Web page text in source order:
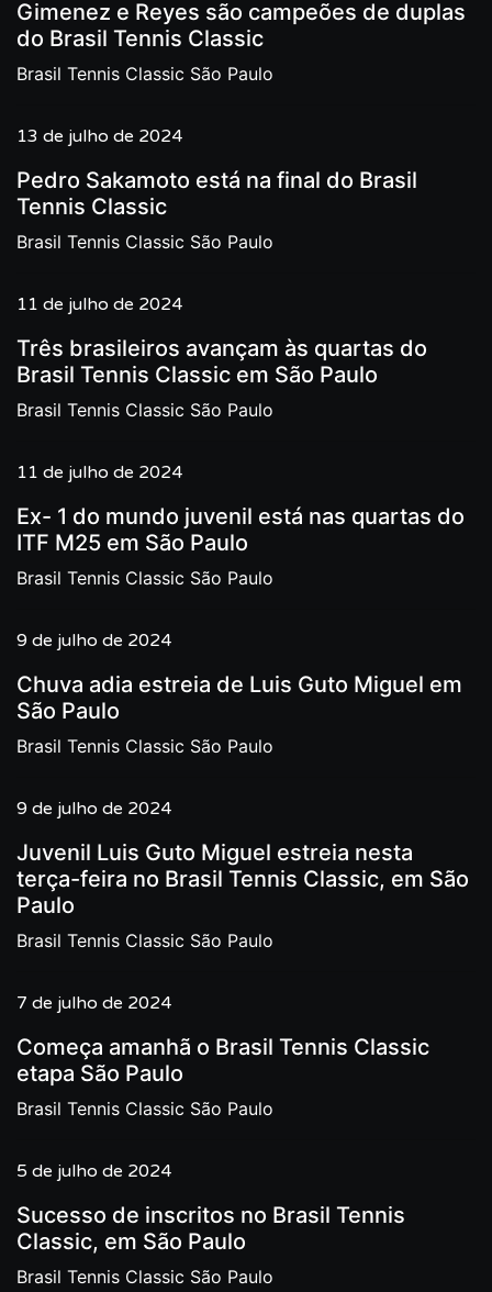
Gimenez e Reyes são campeões de duplas
do Brasil Tennis Classic
Brasil Tennis Classic São Paulo
13 de julho de 2024
Pedro Sakamoto está na final do Brasil
Tennis Classic
Brasil Tennis Classic São Paulo
11 de julho de 2024
Três brasileiros avançam às quartas do
Brasil Tennis Classic em São Paulo
Brasil Tennis Classic São Paulo
11 de julho de 2024
Ex- 1 do mundo juvenil está nas quartas do
ITF M25 em São Paulo
Brasil Tennis Classic São Paulo
9 de julho de 2024
Chuva adia estreia de Luis Guto Miguel em
São Paulo
Brasil Tennis Classic São Paulo
9 de julho de 2024
Juvenil Luis Guto Miguel estreia nesta
terça-feira no Brasil Tennis Classic, em São
Paulo
Brasil Tennis Classic São Paulo
7 de julho de 2024
Começa amanhã o Brasil Tennis Classic
etapa São Paulo
Brasil Tennis Classic São Paulo
5 de julho de 2024
Sucesso de inscritos no Brasil Tennis
Classic, em São Paulo
Brasil Tennis Classic São Paulo